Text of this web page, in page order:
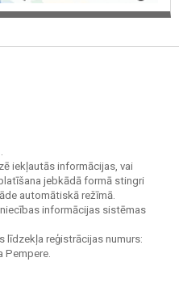
iekļautās informācijas, vai
jebkādā formā stingri
automātiskā režīmā.
informācijas sistēmas
līdzekļa reģistrācijas numurs:
Pempere.